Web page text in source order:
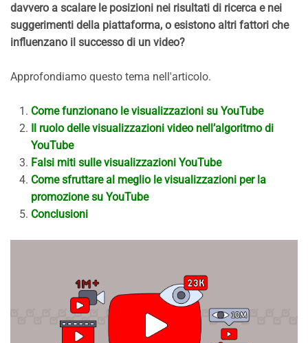
davvero a scalare le posizioni nei risultati di ricerca e nei
suggerimenti della piattaforma, o esistono altri fattori che
influenzano il successo di un video?
Approfondiamo questo tema nell'articolo.
Come funzionano le visualizzazioni su YouTube
Il ruolo delle visualizzazioni video nell’algoritmo di
YouTube
Falsi miti sulle visualizzazioni YouTube
Come sfruttare al meglio le visualizzazioni per la
promozione su YouTube
Conclusioni